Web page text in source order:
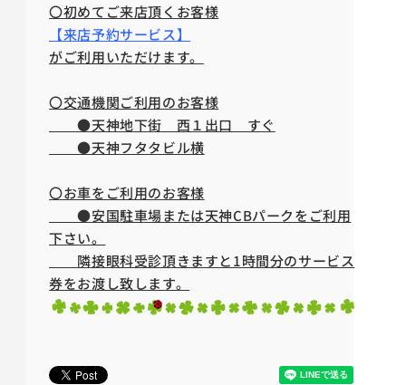
〇初めてご来店頂くお客様
【来店予約サービス】
がご利用いただけます。
〇交通機関ご利用のお客様
●天神地下街 西１出口 すぐ
●天神フタタビル横
〇お車をご利用のお客様
●安国駐車場または天神CBパークをご利用
下さい。
隣接眼科受診頂きますと1時間分のサービス
券をお渡し致します。